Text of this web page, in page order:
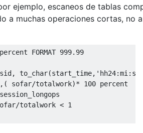
ejemplo, escaneos de tablas
a muchas operaciones cortas, no
percent FORMAT 999.99
, to_char(start_time,
,( sofar/totalwork)* 100 percent
/totalwork < 1